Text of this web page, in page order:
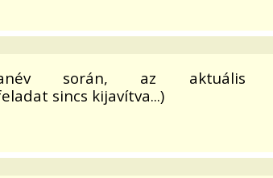
során, az aktuális
sincs kijavítva...)